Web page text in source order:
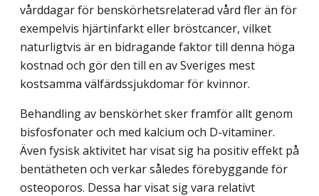
vårddagar för benskörhetsrelaterad vård fler än för
exempelvis hjärtinfarkt eller bröstcancer, vilket
naturligtvis är en bidragande faktor till denna höga
kostnad och gör den till en av Sveriges mest
kostsamma välfärdssjukdomar för kvinnor.
Behandling av benskörhet sker framför allt genom
bisfosfonater och med kalcium och D-vitaminer.
Även fysisk aktivitet har visat sig ha positiv effekt på
bentätheten och verkar således förebyggande för
osteoporos. Dessa har visat sig vara relativt